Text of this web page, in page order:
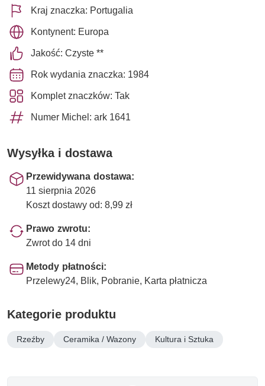
Kraj znaczka: Portugalia
Kontynent: Europa
Jakość: Czyste **
Rok wydania znaczka: 1984
Komplet znaczków: Tak
Numer Michel: ark 1641
Wysyłka i dostawa
Przewidywana dostawa:
11 sierpnia 2026
Koszt dostawy od: 8,99 zł
Prawo zwrotu:
Zwrot do 14 dni
Metody płatności:
Przelewy24, Blik, Pobranie, Karta płatnicza
Kategorie produktu
Rzeźby Ceramika / Wazony Kultura i Sztuka